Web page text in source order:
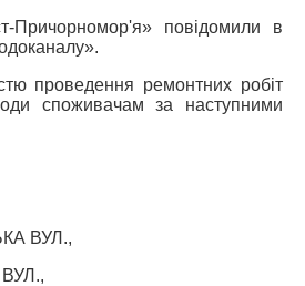
Причорномор'я» повідомили в
проведення ремонтних робіт
споживачам за наступними
ВУЛ.,